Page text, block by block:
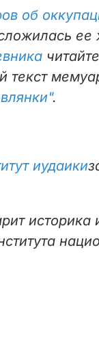
об
ее
текст
.
иудаики
историка